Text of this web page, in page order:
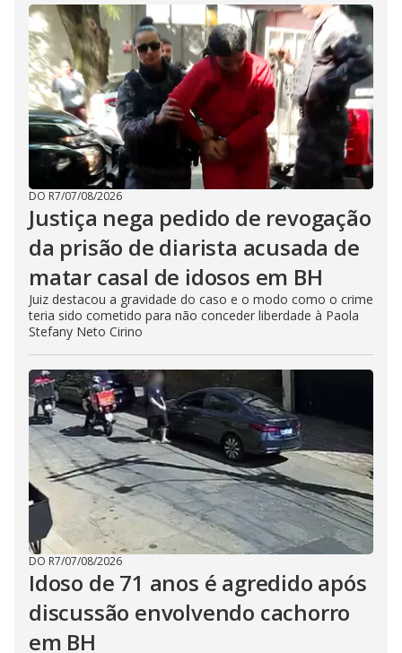
DO R7/07/08/2026
Justiça nega pedido de revogação
da prisão de diarista acusada de
matar casal de idosos em BH
Juiz destacou a gravidade do caso e o modo como o crime
teria sido cometido para não conceder liberdade à Paola
Stefany Neto Cirino
DO R7/07/08/2026
Idoso de 71 anos é agredido após
discussão envolvendo cachorro
em BH